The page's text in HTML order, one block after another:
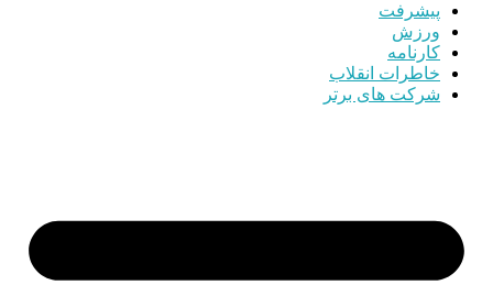
پیشرفت
ورزش
کارنامه
خاطرات انقلاب
شرکت های برتر